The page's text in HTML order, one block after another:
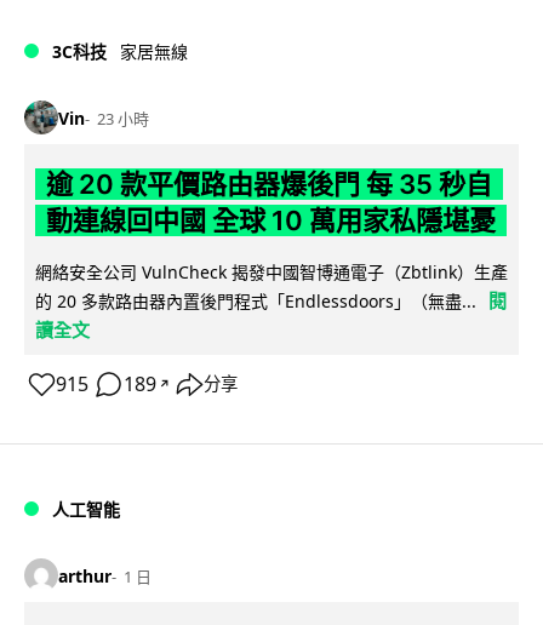
3C科技 家居無線
Vin 23 小時
逾 20 款平價路由器爆後門 每 35 秒自
動連線回中國 全球 10 萬用家私隱堪憂
網絡安全公司 VulnCheck 揭發中國智博通電子（Zbtlink）生產
的 20 多款路由器內置後門程式「Endlessdoors」（無盡...
閱
讀全文
915 189 ↗ 分享
人工智能
arthur 1 日